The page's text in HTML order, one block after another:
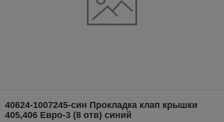
40624-1007245-син Прокладка клап крышки
405,406 Евро-3 (8 отв) синий